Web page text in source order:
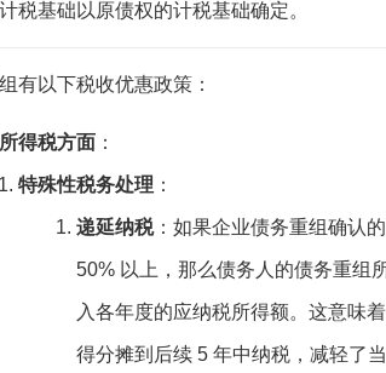
税基础以原债权的计税基础确定。
有以下税收优惠政策：
得税方面 ：
特殊性税务处理 ：
递延纳税：如果企业债务重组确认
50% 以上，那么债务人的债务重组
入各年度的应纳税所得额。这意味
得分摊到后续 5 年中纳税，减轻了